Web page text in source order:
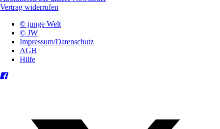
Vertrag widerrufen
© junge Welt
© JW
Impressum/Datenschutz
AGB
Hilfe